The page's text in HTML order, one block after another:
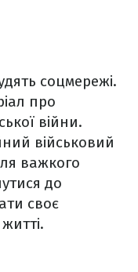
соцмережі.
про
війни.
військовий
важкого
до
своє